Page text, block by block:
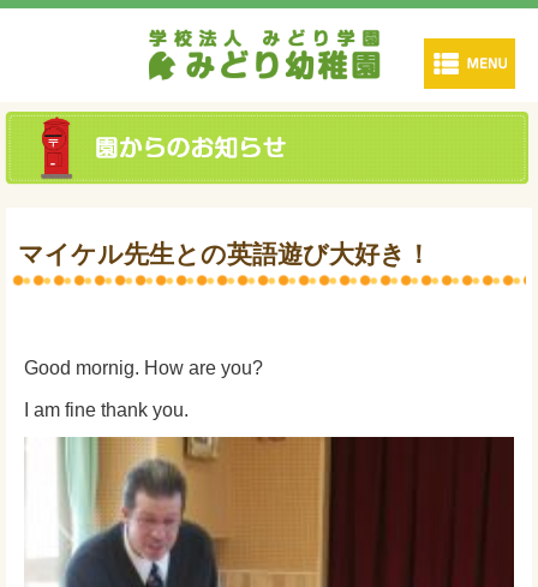
マイケル先生との英語遊び大好き！
Good mornig. How are you?
I am fine thank you.